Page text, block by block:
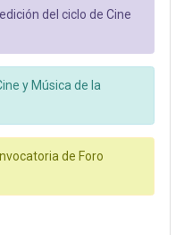
del ciclo de Cine
y Música de la
de Foro